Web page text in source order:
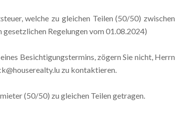
welche zu gleichen Teilen (50/50) zwischen
Regelungen vom 01.08.2024)
Besichtigungstermins, zögern Sie nicht, Herrn
zu kontaktieren.
(50/50) zu gleichen Teilen getragen.